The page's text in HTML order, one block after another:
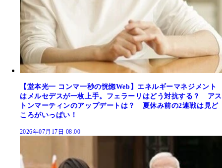
【堂本光一 コンマ一秒の恍惚Web】エネルギーマネジメント
はメルセデスが一枚上手。フェラーリはどう対抗する？ アス
トンマーティンのアップデートは？ 夏休み前の2連戦は見ど
ころがいっぱい！
2026年07月17日 08:00